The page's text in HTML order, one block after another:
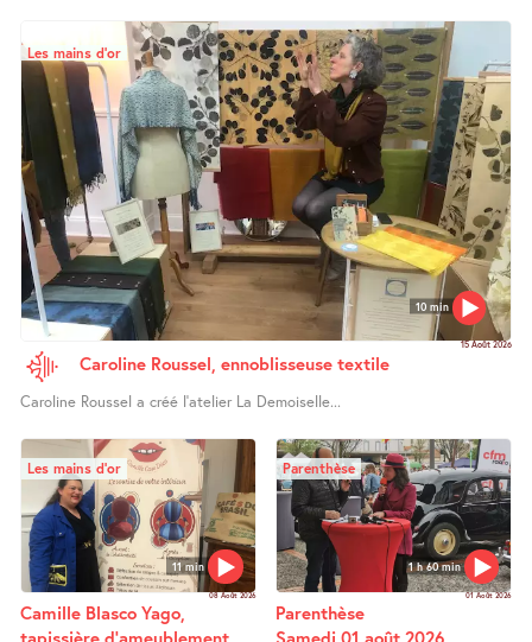
10 min
Les mains d’or
15 Août 2026
Caroline Roussel, ennoblisseuse textile
Caroline Roussel a créé l’atelier La Demoiselle...
11 min
Les mains d’or
08 Août 2026
Camille Blasco Yago,
tapissière d’ameublement
1 h 60 min
Parenthèse
01 Août 2026
Parenthèse
Samedi 01 août 2026